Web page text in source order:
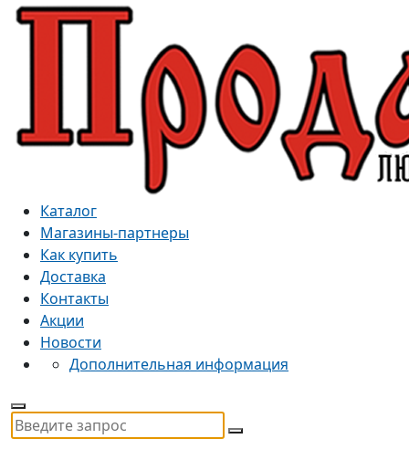
Каталог
Магазины-партнеры
Как купить
Доставка
Контакты
Акции
Новости
Дополнительная информация